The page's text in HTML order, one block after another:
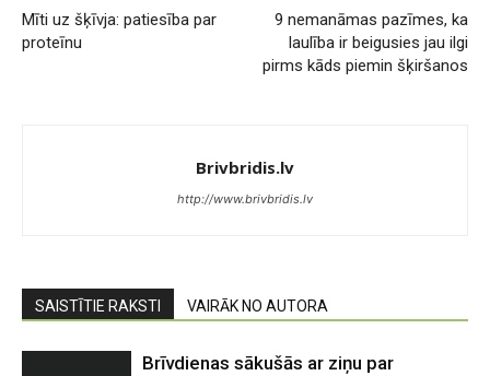
Mīti uz šķīvja: patiesība par
proteīnu
9 nemanāmas pazīmes, ka
laulība ir beigusies jau ilgi
pirms kāds piemin šķiršanos
Brivbridis.lv
http://www.brivbridis.lv
SAISTĪTIE RAKSTI VAIRĀK NO AUTORA
Brīvdienas sākušās ar ziņu par